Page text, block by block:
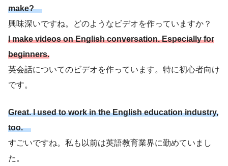
make?
興味深いですね。どのようなビデオを作っていますか？
I make videos on English conversation. Especially for
beginners.
英会話についてのビデオを作っています。特に初心者向け
です。
Great. I used to work in the English education industry,
too.
すごいですね。私も以前は英語教育業界に勤めていまし
た。